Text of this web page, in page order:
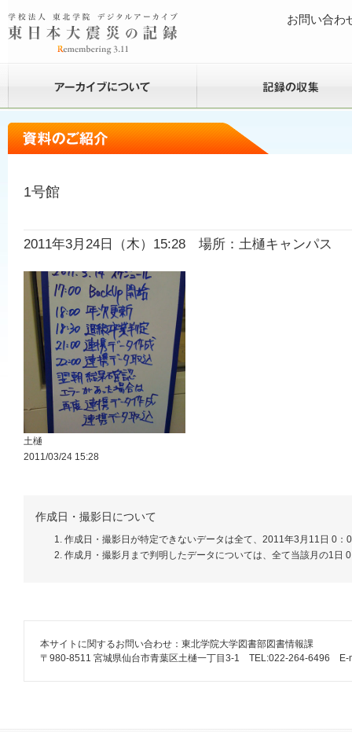
お問い合わ
1号館
2011年3月24日（木）15:28 場所：土樋キャンパス
土樋
2011/03/24 15:28
作成日・撮影日について
作成日・撮影日が特定できないデータは全て、2011年3月11日 0：
作成月・撮影月まで判明したデータについては、全て当該月の1日
本サイトに関するお問い合わせ：東北学院大学図書部図書情報課
〒980-8511 宮城県仙台市青葉区土樋一丁目3-1 TEL:022-264-6496 E-